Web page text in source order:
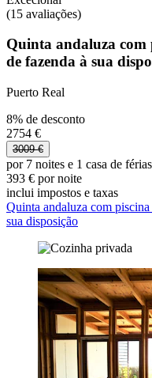
(15 avaliações)
Quinta andaluza com
de fazenda à sua
Puerto Real
8% de desconto
2754 €
3009 €
por 7 noites e 1 casa de férias
393 € por noite
inclui impostos e taxas
Quinta andaluza com
sua disposição